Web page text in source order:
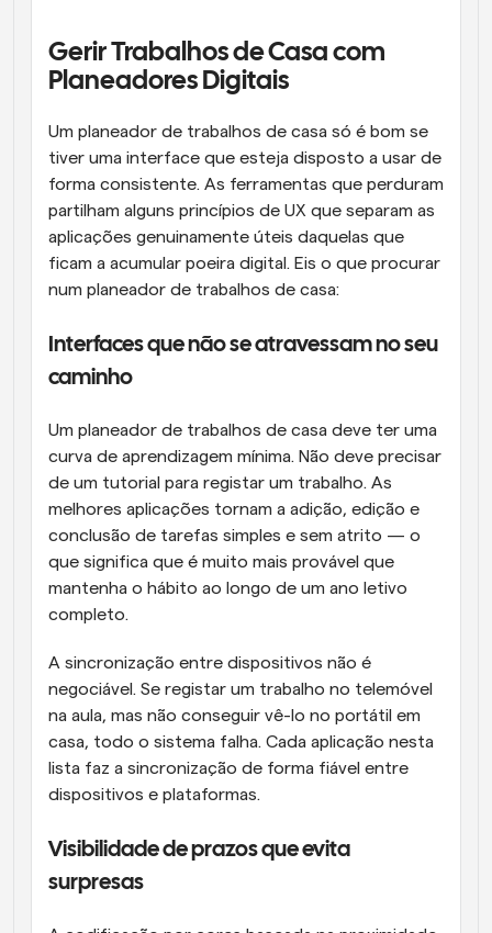
Gerir Trabalhos de Casa com
Planeadores Digitais
Um planeador de trabalhos de casa só é bom se
tiver uma interface que esteja disposto a usar de
forma consistente. As ferramentas que perduram
partilham alguns princípios de UX que separam as
aplicações genuinamente úteis daquelas que
ficam a acumular poeira digital. Eis o que procurar
num planeador de trabalhos de casa:
Interfaces que não se atravessam no seu
caminho
Um planeador de trabalhos de casa deve ter uma
curva de aprendizagem mínima. Não deve precisar
de um tutorial para registar um trabalho. As
melhores aplicações tornam a adição, edição e
conclusão de tarefas simples e sem atrito — o
que significa que é muito mais provável que
mantenha o hábito ao longo de um ano letivo
completo.
A sincronização entre dispositivos não é
negociável. Se registar um trabalho no telemóvel
na aula, mas não conseguir vê-lo no portátil em
casa, todo o sistema falha. Cada aplicação nesta
lista faz a sincronização de forma fiável entre
dispositivos e plataformas.
Visibilidade de prazos que evita
surpresas